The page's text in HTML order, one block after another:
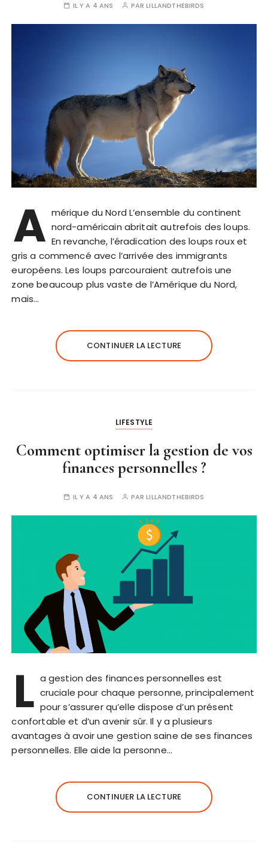
IL Y A 4 ANS PARLILLANDTHEBIRDS
A mérique du Nord L’ensemble du continent
nord-américain abritait autrefois des loups.
En revanche, l’éradication des loups roux et
gris a commencé avec l’arrivée des immigrants
européens. Les loups parcouraient autrefois une
zone beaucoup plus vaste de l’Amérique du Nord,
mais…
CONTINUER LA LECTURE
LIFESTYLE
Comment optimiser la gestion de vos
finances personnelles ?
IL Y A 4 ANS PARLILLANDTHEBIRDS
L a gestion des finances personnelles est
cruciale pour chaque personne, principalement
pour s’assurer qu’elle dispose d’un présent
confortable et d’un avenir sûr. Il y a plusieurs
avantages à avoir une gestion saine de ses finances
personnelles. Elle aide la personne…
CONTINUER LA LECTURE